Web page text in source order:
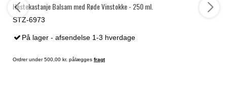
Hestekastanje Balsam med Røde Vinstokke - 250 ml.
STZ-6973
På lager - afsendelse 1-3 hverdage
Ordrer under 500,00 kr. pålægges fragt